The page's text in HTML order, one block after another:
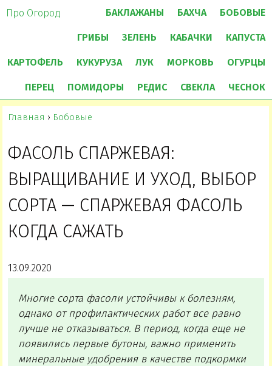
Про Огород БАКЛАЖАНЫ БАХЧА БОБОВЫЕ
ГРИБЫ ЗЕЛЕНЬ КАБАЧКИ КАПУСТА
КАРТОФЕЛЬ КУКУРУЗА ЛУК МОРКОВЬ ОГУРЦЫ
ПЕРЕЦ ПОМИДОРЫ РЕДИС СВЕКЛА ЧЕСНОК
Главная › Бобовые
ФАСОЛЬ СПАРЖЕВАЯ:
ВЫРАЩИВАНИЕ И УХОД, ВЫБОР
СОРТА — СПАРЖЕВАЯ ФАСОЛЬ
КОГДА САЖАТЬ
13.09.2020
Многие сорта фасоли устойчивы к болезням,
однако от профилактических работ все равно
лучше не отказываться. В период, когда еще не
появились первые бутоны, важно применить
минеральные удобрения в качестве подкормки